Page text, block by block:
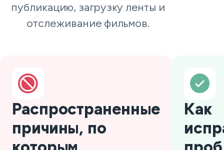
публикацию, загрузку ленты и
отслеживание фильмов.
Распространенные
причины, по
Как